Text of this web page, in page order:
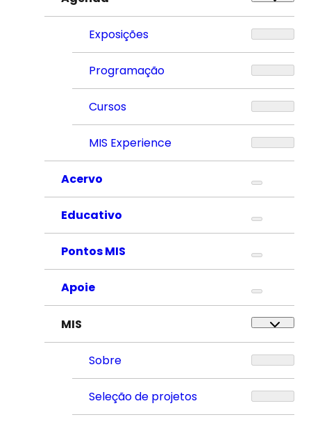
Exposições
Programação
Cursos
MIS Experience
Acervo
Educativo
Pontos MIS
Apoie
MIS
Sobre
Seleção de projetos